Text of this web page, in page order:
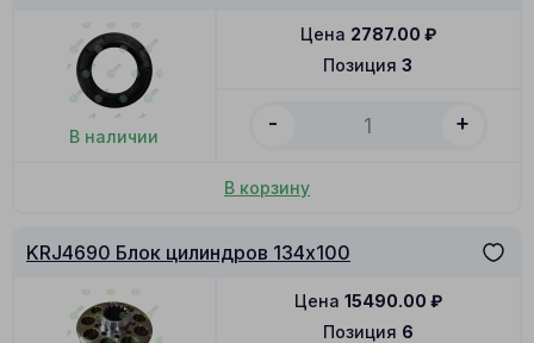
В наличии
Позиция 3
Цена 2787.00 ₽
- +
В корзину
KRJ4690 Блок цилиндров 134x100
Позиция 6
Цена 15490.00 ₽